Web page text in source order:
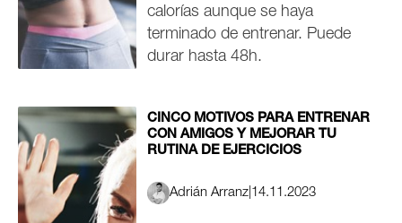
calorías aunque se haya
terminado de entrenar. Puede
durar hasta 48h.
CINCO MOTIVOS PARA ENTRENAR
CON AMIGOS Y MEJORAR TU
RUTINA DE EJERCICIOS
Adrián Arranz 14.11.2023